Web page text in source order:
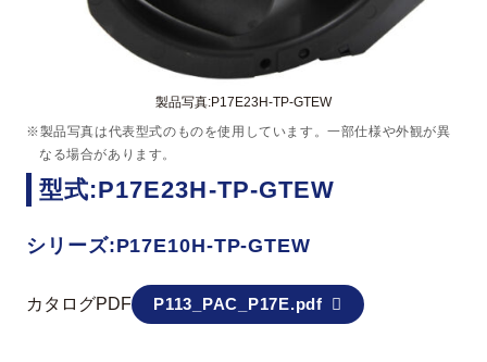
製品写真:P17E23H-TP-GTEW
※製品写真は代表型式のものを使用しています。一部仕様や外観が異
なる場合があります。
型式:P17E23H-TP-GTEW
シリーズ:P17E10H-TP-GTEW
カタログPDF P113_PAC_P17E.pdf